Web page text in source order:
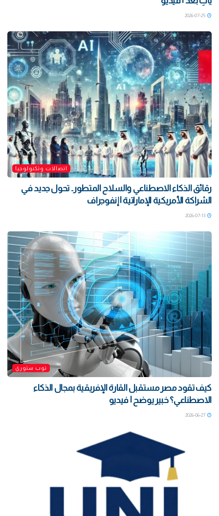
اتصالات وتكنولوجيا
رقائق الذكاء الاصطناعي والسلاح المتطور.. تحول جديد في
الشراكة الأمريكية الإماراتية | إنفوجراف
توب ستوري
كيف تقود مصر مستقبل القارة الإفريقية بمجال الذكاء
الاصطناعي؟ خبير يوضح | فيديو